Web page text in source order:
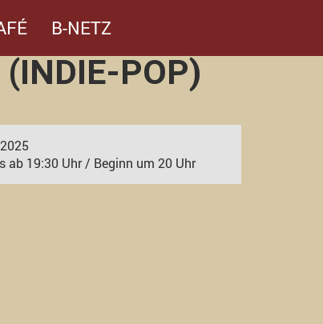
B-NETZ
POP)
ab 19:30 Uhr / Beginn um 20 Uhr